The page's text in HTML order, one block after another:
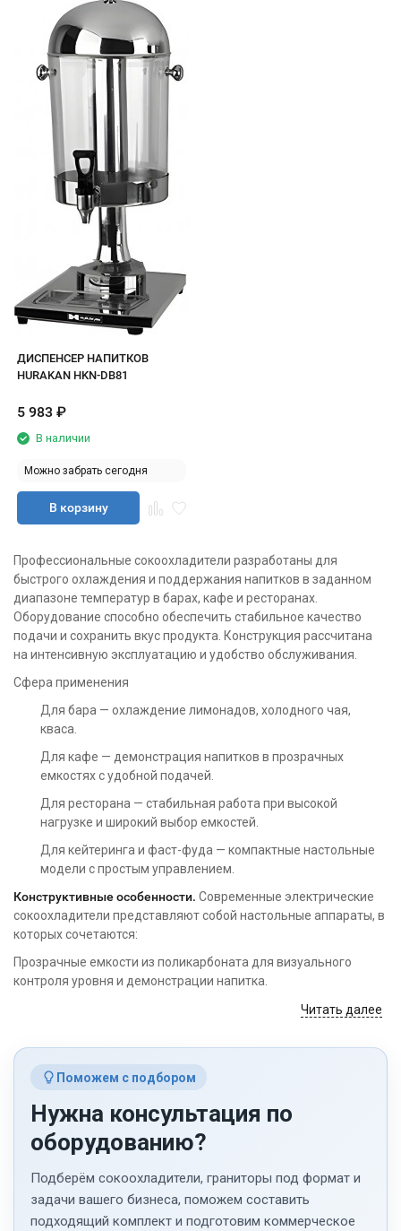
ДИСПЕНСЕР НАПИТКОВ
HURAKAN HKN-DB81
5 983 ₽
В наличии
Можно забрать сегодня
В корзину
Профессиональные сокоохладители разработаны для
быстрого охлаждения и поддержания напитков в заданном
диапазоне температур в барах, кафе и ресторанах.
Оборудование способно обеспечить стабильное качество
подачи и сохранить вкус продукта. Конструкция рассчитана
на интенсивную эксплуатацию и удобство обслуживания.
Сфера применения
Для бара — охлаждение лимонадов, холодного чая,
кваса.
Для кафе — демонстрация напитков в прозрачных
емкостях с удобной подачей.
Для ресторана — стабильная работа при высокой
нагрузке и широкий выбор емкостей.
Для кейтеринга и фаст-фуда — компактные настольные
модели с простым управлением.
Конструктивные особенности. Современные электрические
сокоохладители представляют собой настольные аппараты, в
которых сочетаются:
Прозрачные емкости из поликарбоната для визуального
контроля уровня и демонстрации напитка.
циркуляцию жидкости и равномерное распределение
температуры.
зоны.
Количество емкостейварьируется от одной до четырех,
объем каждой — от 8 до 20 литров. Это позволяет подобрать
сокоохладитель под конкретные задачи: небольшой бар или
кофейня обойдутся моделью с одной емкостью, ресторану
или линии самообслуживания подойдут версии на 2–3 бака.
Читать далее
Поможем с подбором
Нужна консультация по
оборудованию?
Подберём сокоохладители, граниторы под формат и
задачи вашего бизнеса, поможем составить
подходящий комплект и подготовим коммерческое